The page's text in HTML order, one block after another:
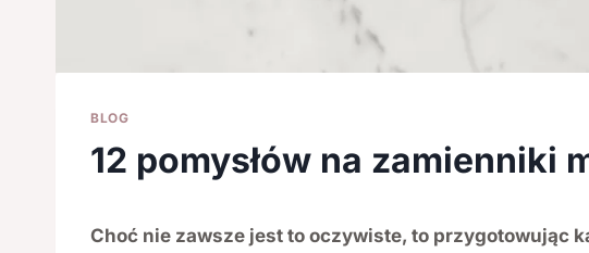
BLOG
12 pomysłów na zamienniki
Choć nie zawsze jest to oczywiste, to przygotowując